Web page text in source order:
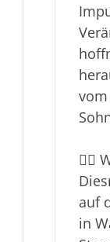
🚶‍♂️
auf
in